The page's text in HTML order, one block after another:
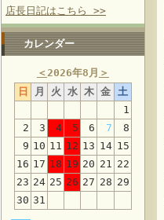
店長日記はこちら >>
カレンダー
＜2026年8月 ＞
日
月 火 水 木 金 土
1
2
3 4 5 6 7
8
9 10 11 12 13 14 15
16 17 18 19 20 21 22
23 24 25 26 27 28 29
30 31